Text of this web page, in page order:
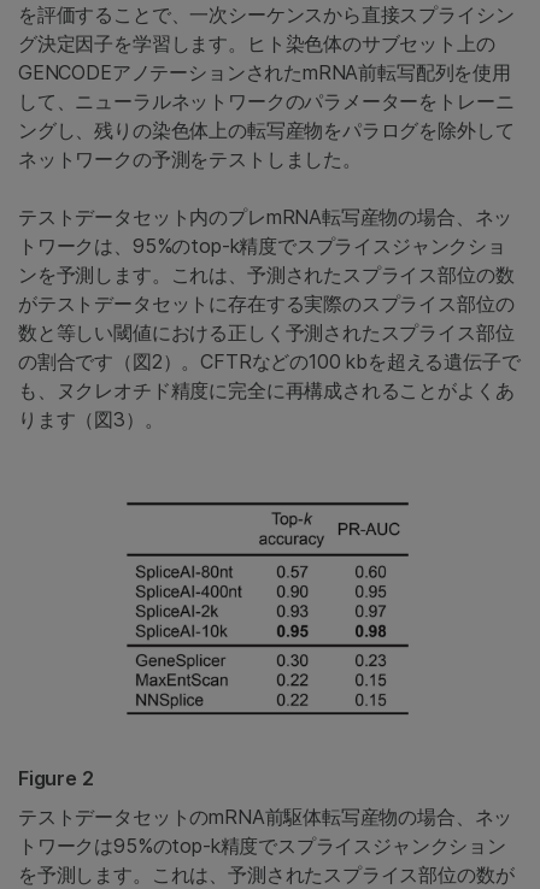
を評価することで、一次シーケンスから直接スプライシン
グ決定因子を学習します。ヒト染色体のサブセット上の
GENCODEアノテーションされたmRNA前転写配列を使用
して、ニューラルネットワークのパラメーターをトレーニ
ングし、残りの染色体上の転写産物をパラログを除外して
ネットワークの予測をテストしました。
テストデータセット内のプレmRNA転写産物の場合、ネッ
トワークは、95%のtop-k精度でスプライスジャンクショ
ンを予測します。これは、予測されたスプライス部位の数
がテストデータセットに存在する実際のスプライス部位の
数と等しい閾値における正しく予測されたスプライス部位
の割合です（図2）。CFTRなどの100 kbを超える遺伝子で
も、ヌクレオチド精度に完全に再構成されることがよくあ
ります（図3）。
Figure 2
テストデータセットのmRNA前駆体転写産物の場合、ネッ
トワークは95%のtop-k精度でスプライスジャンクション
を予測します。これは、予測されたスプライス部位の数が